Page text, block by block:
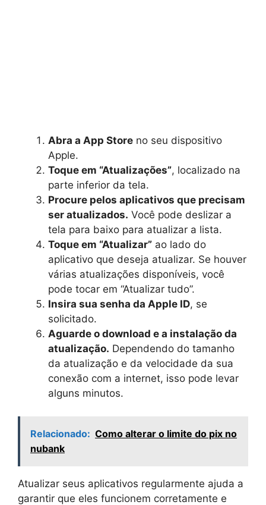
Abra a App Store no seu dispositivo
Apple.
Toque em “Atualizações”, localizado na
parte inferior da tela.
Procure pelos aplicativos que precisam
ser atualizados. Você pode deslizar a
tela para baixo para atualizar a lista.
Toque em “Atualizar” ao lado do
aplicativo que deseja atualizar. Se houver
várias atualizações disponíveis, você
pode tocar em “Atualizar tudo”.
Insira sua senha da Apple ID, se
solicitado.
Aguarde o download e a instalação da
atualização. Dependendo do tamanho
da atualização e da velocidade da sua
conexão com a internet, isso pode levar
alguns minutos.
Relacionado: Como alterar o limite do pix no
nubank
Atualizar seus aplicativos regularmente ajuda a
garantir que eles funcionem corretamente e